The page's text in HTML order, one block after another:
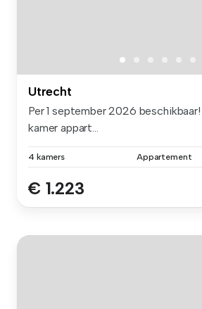
Utrecht
Per 1 september 2026
kamer appart...
4 kamers Appartement
€ 1.223